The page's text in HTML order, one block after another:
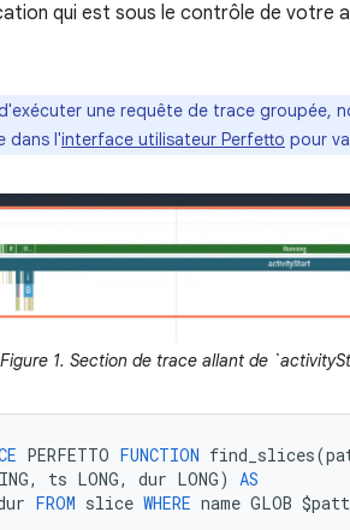
qui est sous le contrôle de votre
une requête de trace groupée,
dans l'interface utilisateur Perfetto pour
Figure 1. Section de trace allant de
PERFETTO FUNCTION find_slices(
, ts LONG, dur LONG) AS
FROM slice WHERE name GLOB $